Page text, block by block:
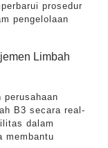
prosedur
pengelolaan
Limbah
perusahaan
B3 secara real-
dalam
membantu